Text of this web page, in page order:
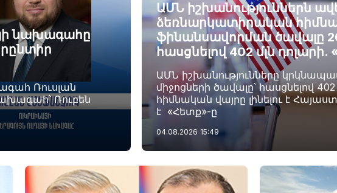
նախագահը
Ռուսլան
Ռուբեն
ԱՄՆ իշխանություններն
ձեռնարկատիրական
ֆինանսավորման ծավալը
հասցնելով 402 մլն դոլարի.
ԱՄՆ իշխանությունները
միջոցների ծավալը՝ հասցնելով
հիմնական վայրը լինելու է
է «Հետք»-ը
04.08.2026 15:49